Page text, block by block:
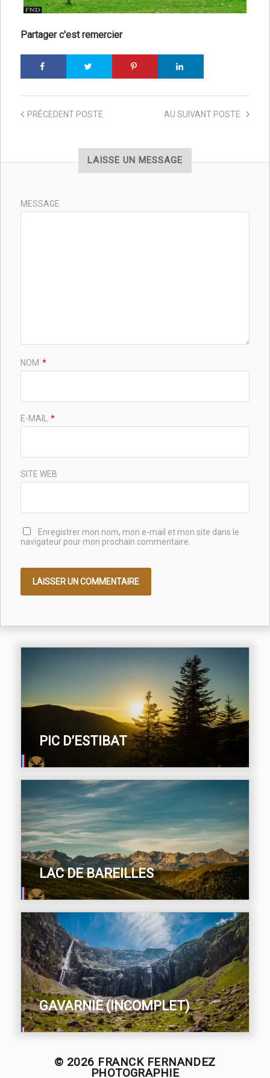
Partager c'est remercier
AU SUIVANTPOSTE
PRÉCEDENT POSTE
LAISSE UN MESSAGE
MESSAGE
NOM *
E-MAIL *
SITE WEB
Enregistrer mon nom, mon e-mail et mon site dans le
navigateur pour mon prochain commentaire.
PIC D’ESTIBAT
LAC DE BAREILLES
GAVARNIE (INCOMPLET)
© 2026 FRANCK FERNANDEZ
PHOTOGRAPHIE